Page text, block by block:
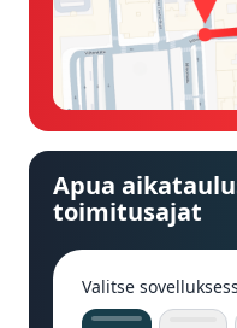
Apua
toimitusajat
Valitse